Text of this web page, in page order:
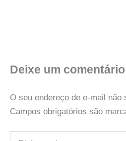
Deixe um comentário
O seu endereço de e-mail não
Campos obrigatórios são